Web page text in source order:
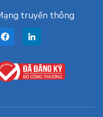
truyền thông